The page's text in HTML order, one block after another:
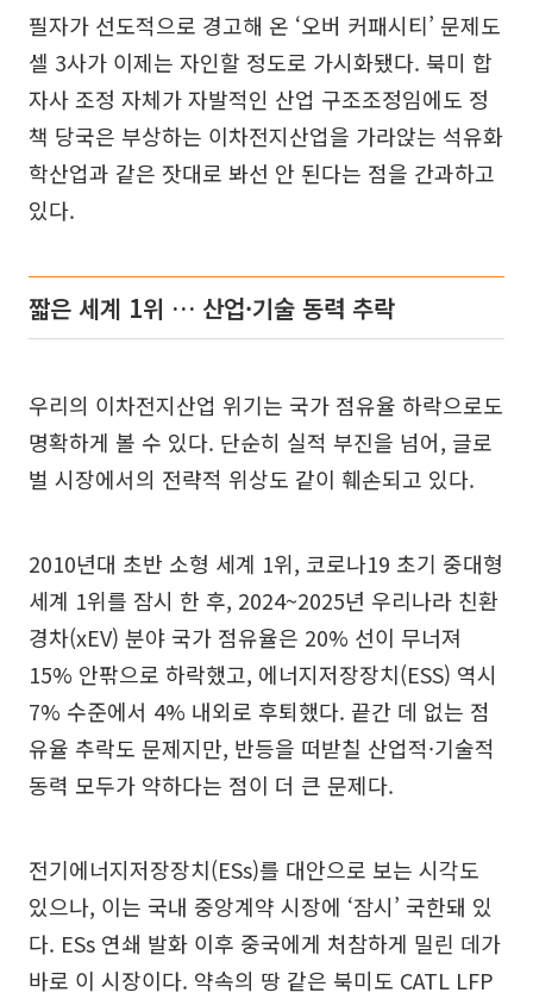
필자가 선도적으로 경고해 온 ‘오버 커패시티’ 문제도
셀 3사가 이제는 자인할 정도로 가시화됐다. 북미 합
자사 조정 자체가 자발적인 산업 구조조정임에도 정
책 당국은 부상하는 이차전지산업을 가라앉는 석유화
학산업과 같은 잣대로 봐선 안 된다는 점을 간과하고
있다.
짧은 세계 1위 … 산업·기술 동력 추락
우리의 이차전지산업 위기는 국가 점유율 하락으로도
명확하게 볼 수 있다. 단순히 실적 부진을 넘어, 글로
벌 시장에서의 전략적 위상도 같이 훼손되고 있다.
2010년대 초반 소형 세계 1위, 코로나19 초기 중대형
세계 1위를 잠시 한 후, 2024~2025년 우리나라 친환
경차(xEV) 분야 국가 점유율은 20% 선이 무너져
15% 안팎으로 하락했고, 에너지저장장치(ESS) 역시
7% 수준에서 4% 내외로 후퇴했다. 끝간 데 없는 점
유율 추락도 문제지만, 반등을 떠받칠 산업적·기술적
동력 모두가 약하다는 점이 더 큰 문제다.
전기에너지저장장치(ESs)를 대안으로 보는 시각도
있으나, 이는 국내 중앙계약 시장에 ‘잠시’ 국한돼 있
다. ESs 연쇄 발화 이후 중국에게 처참하게 밀린 데가
바로 이 시장이다. 약속의 땅 같은 북미도 CATL LFP